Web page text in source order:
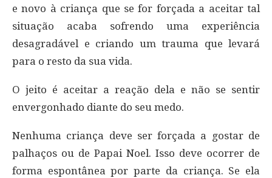
e novo à criança que se for forçada a aceitar tal
situação acaba sofrendo uma experiência
desagradável e criando um trauma que levará
para o resto da sua vida.
O jeito é aceitar a reação dela e não se sentir
envergonhado diante do seu medo.
Nenhuma criança deve ser forçada a gostar de
palhaços ou de Papai Noel. Isso deve ocorrer de
forma espontânea por parte da criança. Se ela